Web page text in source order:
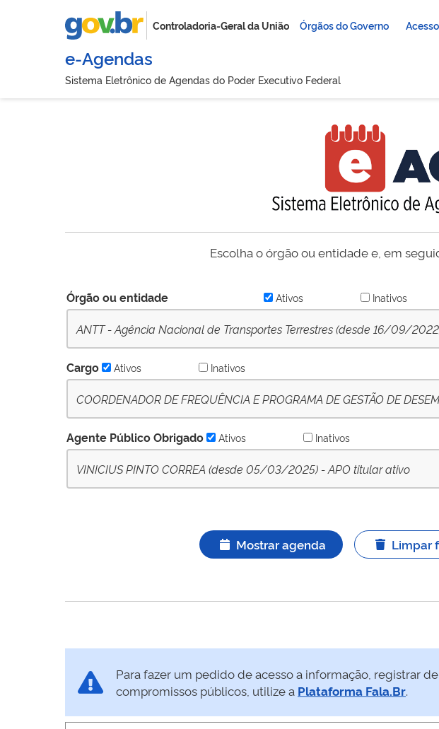
Controladoria-Geral da União Órgãos do Governo
e-Agendas
Sistema Eletrônico de Agendas do Poder Executivo Federal
Escolha o órgão ou entidade e, em
Órgão ou entidade Ativos Inativos
ANTT - Agência Nacional de Transportes Terrestres (desde 16/09/
Cargo Ativos Inativos
COORDENADOR DE FREQUÊNCIA E PROGRAMA DE GESTÃO DE
Agente Público Obrigado Ativos Inativos
VINICIUS PINTO CORREA (desde 05/03/2025) - APO titular ativo
Mostrar agenda Limpar
Para fazer um pedido de acesso a informação, registrar
compromissos públicos, utilize a Plataforma Fala.Br.